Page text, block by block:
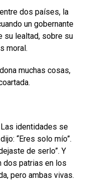
dos países, la
un gobernante
su lealtad, sobre su
moral.
muchas cosas,
Las identidades se
“Eres solo mío”.
de serlo”. Y
dos patrias en los
pero ambas vivas.